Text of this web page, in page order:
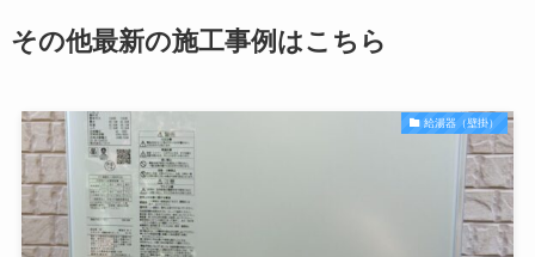
その他最新の施工事例はこちら
給湯器（壁掛）